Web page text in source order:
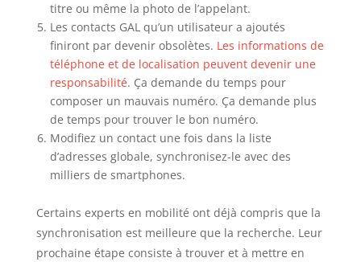
titre ou même la photo de l’appelant.
Les contacts GAL qu’un utilisateur a ajoutés
finiront par devenir obsolètes. Les informations de
téléphone et de localisation peuvent devenir une
responsabilité. Ça demande du temps pour
composer un mauvais numéro. Ça demande plus
de temps pour trouver le bon numéro.
Modifiez un contact une fois dans la liste
d’adresses globale, synchronisez-le avec des
milliers de smartphones.
Certains experts en mobilité ont déjà compris que la
synchronisation est meilleure que la recherche. Leur
prochaine étape consiste à trouver et à mettre en